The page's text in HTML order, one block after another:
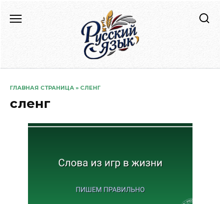
содержанию
ГЛАВНАЯ СТРАНИЦА » СЛЕНГ
сленг